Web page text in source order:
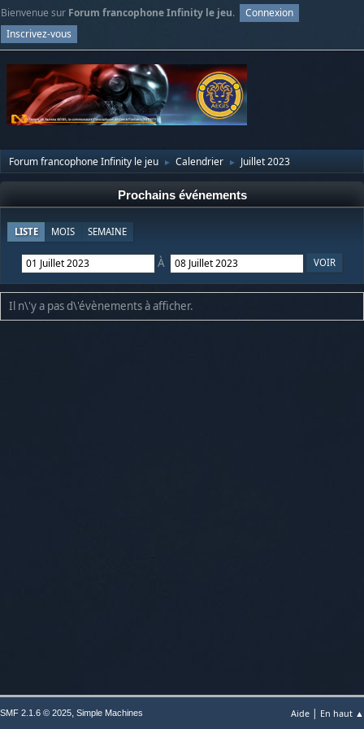
Bienvenue sur Forum francophone Infinity le jeu.
Connexion
Inscrivez-vous
Forum francophone Infinity le jeu ► Calendrier ► Juillet 2023
Prochains événements
LISTE MOIS SEMAINE
À
Il n\'y a pas d\'évènements à afficher.
Aide | En haut ▲
SMF 2.1.6 © 2025, Simple Machines